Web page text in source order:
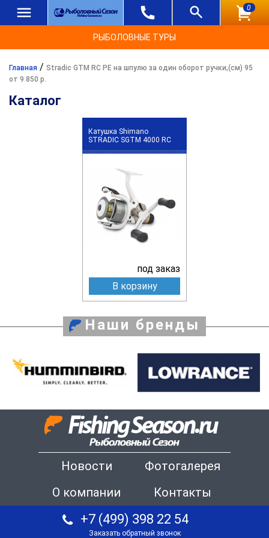
0
РЫБОЛОВНЫЕ ТУРЫ
Главная / Stradic GTM RC PE на шпулю за один оборот ручки,(см) 95
от 9 850 р.
Каталог
Катушка Shimano
STRADIC SGTM 4000 RC
под заказ
В корзину
Наши бренды
Новости
Фотогалерея
О компании
Контакты
+7 (499) 398 22 54
Заказать обратный звонок